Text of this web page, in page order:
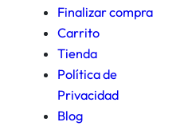
Finalizar compra
Carrito
Tienda
Política de
Privacidad
Blog